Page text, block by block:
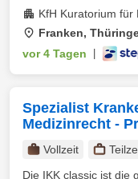
KfH Kuratorium für
Franken,
vor 4 Tagen
Spezialist
Medizinrecht -
Vollzeit
Die IKK classic ist die